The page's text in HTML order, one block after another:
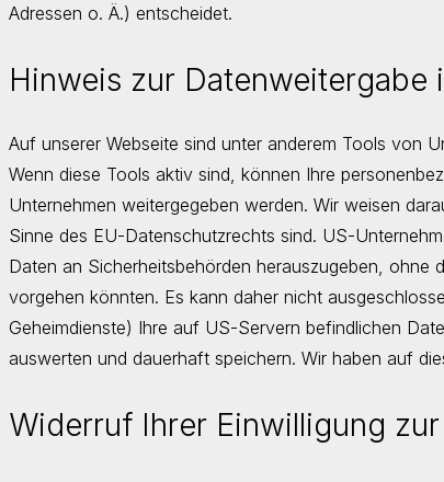
Adressen o. Ä.) entscheidet.
Hinweis zur Datenweitergabe
Auf unserer Webseite sind unter anderem Tools von
Wenn diese Tools aktiv sind, können Ihre
Unternehmen weitergegeben werden. Wir weisen
Sinne des EU-Datenschutzrechts sind. US-
Daten an Sicherheitsbehörden herauszugeben, ohne
vorgehen könnten. Es kann daher nicht
Geheimdienste) Ihre auf US-Servern befindlichen
auswerten und dauerhaft speichern. Wir haben auf
Widerruf Ihrer Einwilligung